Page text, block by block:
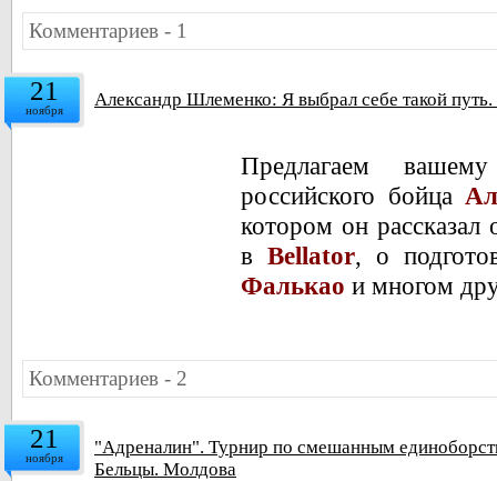
Комментариев - 1
21
ноября Александр Шлеменко: Я выбрал себе такой
Предлагаем
российского бойца
котором он
в Bellator, о
Фалькао и многом
Комментариев - 2
21
ноября
"Адреналин". Турнир по смешанным
Бельцы. Молдова